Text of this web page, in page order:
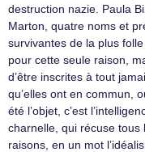
destruction nazie. Paula
Marton, quatre noms et
survivantes de la plus
pour cette seule raison,
d’être inscrites à tout
qu’elles ont en commun,
été l’objet, c’est
charnelle, qui récuse tous
raisons, en un mot